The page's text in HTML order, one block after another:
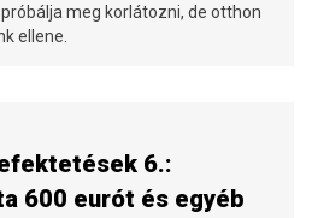
meg korlátozni, de otthon
ellene.
6.:
600 eurót és egyéb